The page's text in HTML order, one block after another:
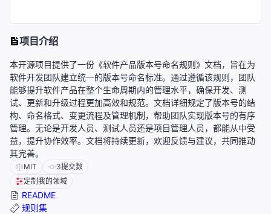
项目介绍
本开源项目提供了一份《软件产品版本号命名规则》文档，旨在为
软件开发团队建立统一的版本号命名标准。通过遵循该规则，团队
能够提升软件产品在整个生命周期内的管理水平，确保开发、测
试、更新和升级过程更加高效和规范。文档详细规定了版本号的结
构、命名格式、变更流程及管理机制，帮助团队实现版本号的有序
管理。无论是开发人员、测试人员还是项目管理人员，都能从中受
益，提升协作效率。文档将持续更新，欢迎反馈与建议，共同推动
其完善。
MIT 3提交数
定制我的领域
README
规则集